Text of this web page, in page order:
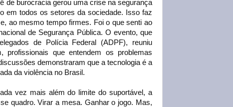
de burocracia gerou uma crise na segurança
em todos os setores da sociedade. Isso faz
ao mesmo tempo firmes. Foi o que senti ao
de Segurança Pública. O evento, que
de Polícia Federal (ADPF), reuniu
que entendem os problemas
demonstraram que a tecnologia é a
da violência no Brasil.
vez mais além do limite do suportável, a
quadro. Virar a mesa. Ganhar o jogo. Mas,